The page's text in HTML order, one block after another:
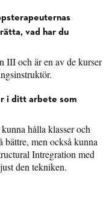
vad har du
III och är en av de kurser
i ditt arbete som
hålla klasser och
bättre, men också kunna
Intregration med
den tekniken.